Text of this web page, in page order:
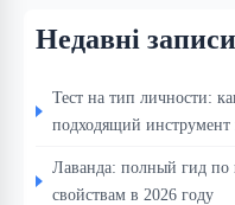
Недавні записи
Тест на тип личности:
подходящий
Лаванда: полный гид
свойствам в 2026 году